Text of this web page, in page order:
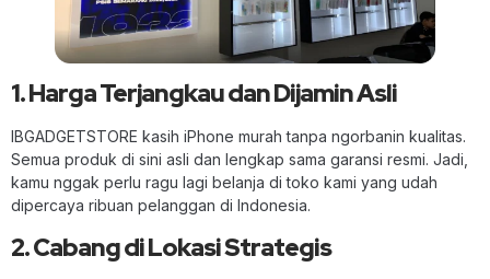
1. Harga Terjangkau dan Dijamin Asli
IBGADGETSTORE kasih iPhone murah tanpa ngorbanin kualitas.
Semua produk di sini asli dan lengkap sama garansi resmi. Jadi,
kamu nggak perlu ragu lagi belanja di toko kami yang udah
dipercaya ribuan pelanggan di Indonesia.
2. Cabang di Lokasi Strategis